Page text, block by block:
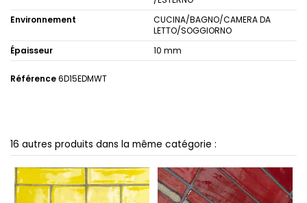
Environnement
CUCINA/BAGNO/CAMERA DA
LETTO/SOGGIORNO
Épaisseur
10 mm
Référence6D15EDMWT
16 autres produits dans la même catégorie :